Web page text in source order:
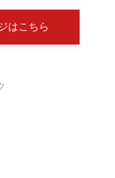
はこちら